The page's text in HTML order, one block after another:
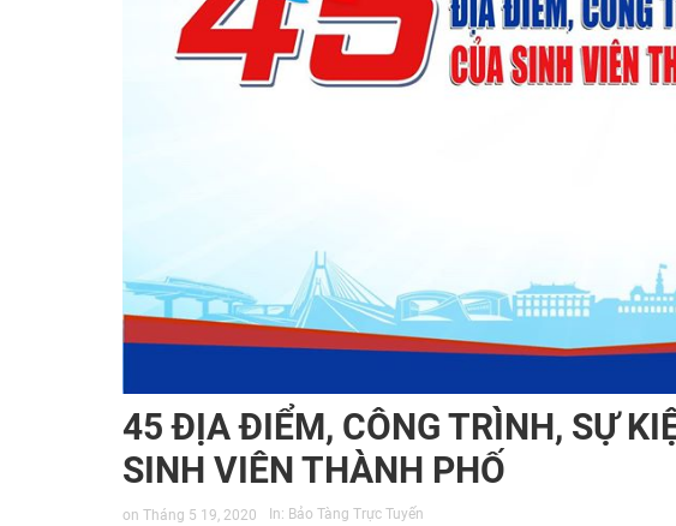
45 ĐỊA ĐIỂM, CÔNG TRÌNH, SỰ
SINH VIÊN THÀNH PHỐ
on Tháng 5 19, 2020 In: Bảo Tàng Trực Tuyến